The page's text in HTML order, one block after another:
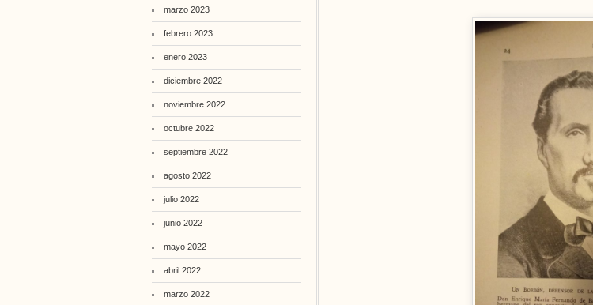
marzo 2023
febrero 2023
enero 2023
diciembre 2022
noviembre 2022
octubre 2022
septiembre 2022
agosto 2022
julio 2022
junio 2022
mayo 2022
abril 2022
marzo 2022